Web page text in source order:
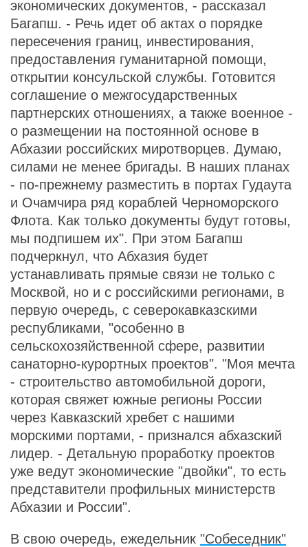
экономических документов, - рассказал
Багапш. - Речь идет об актах о порядке
пересечения границ, инвестирования,
предоставления гуманитарной помощи,
открытии консульской службы. Готовится
соглашение о межгосударственных
партнерских отношениях, а также военное -
о размещении на постоянной основе в
Абхазии российских миротворцев. Думаю,
силами не менее бригады. В наших планах
- по-прежнему разместить в портах Гудаута
и Очамчира ряд кораблей Черноморского
Флота. Как только документы будут готовы,
мы подпишем их". При этом Багапш
подчеркнул, что Абхазия будет
устанавливать прямые связи не только с
Москвой, но и с российскими регионами, в
первую очередь, с северокавказскими
республиками, "особенно в
сельскохозяйственной сфере, развитии
санаторно-курортных проектов". "Моя мечта
- строительство автомобильной дороги,
которая свяжет южные регионы России
через Кавказский хребет с нашими
морскими портами, - признался абхазский
лидер. - Детальную проработку проектов
уже ведут экономические "двойки", то есть
представители профильных министерств
Абхазии и России".
В свою очередь, ежедельник "Собеседник"